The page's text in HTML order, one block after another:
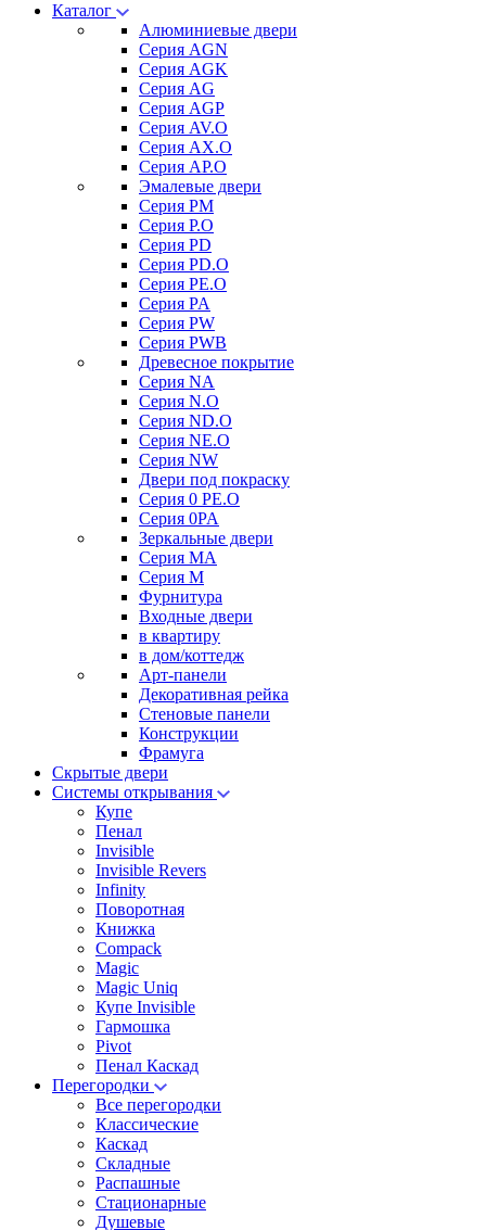
Каталог
Алюминиевые двери
Серия AGN
Серия AGK
Серия AG
Серия AGP
Серия AV.O
Серия AX.O
Серия AP.O
Эмалевые двери
Серия PM
Серия P.O
Серия PD
Серия PD.O
Серия PE.O
Серия PA
Серия PW
Серия PWB
Древесное покрытие
Серия NA
Серия N.O
Серия ND.O
Серия NE.O
Серия NW
Двери под покраску
Серия 0 PE.O
Серия 0PA
Зеркальные двери
Серия MA
Серия M
Фурнитура
Входные двери
в квартиру
в дом/коттедж
Арт-панели
Декоративная рейка
Стеновые панели
Конструкции
Фрамуга
Скрытые двери
Системы открывания
Купе
Пенал
Invisible
Invisible Revers
Infinity
Поворотная
Книжка
Compack
Magic
Magic Uniq
Купе Invisible
Гармошка
Pivot
Пенал Каскад
Перегородки
Все перегородки
Классические
Каскад
Складные
Распашные
Стационарные
Душевые